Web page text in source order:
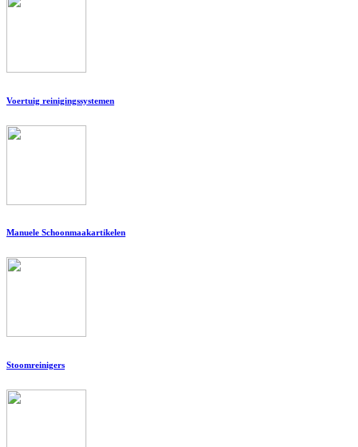
Voertuig reinigingssystemen
Manuele Schoonmaakartikelen
Stoomreinigers